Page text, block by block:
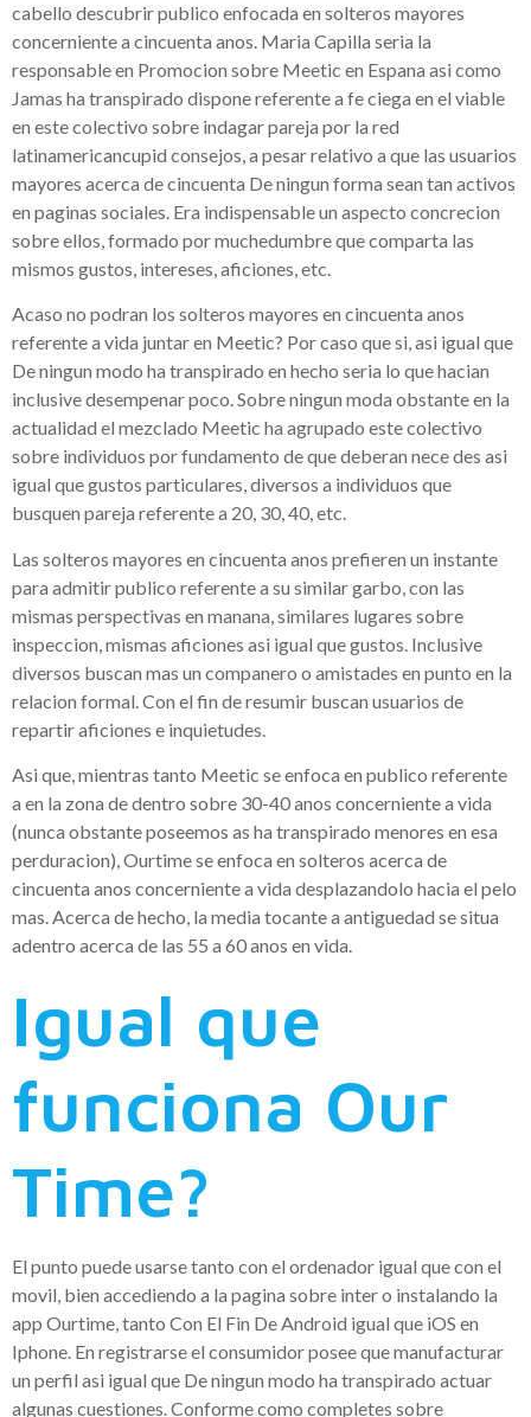
cabello descubrir publico enfocada en solteros mayores
concerniente a cincuenta anos. Maria Capilla seria la
responsable en Promocion sobre Meetic en Espana asi como
Jamas ha transpirado dispone referente a fe ciega en el viable
en este colectivo sobre indagar pareja por la red
latinamericancupid consejos, a pesar relativo a que las usuarios
mayores acerca de cincuenta De ningun forma sean tan activos
en paginas sociales. Era indispensable un aspecto concrecion
sobre ellos, formado por muchedumbre que comparta las
mismos gustos, intereses, aficiones, etc.
Acaso no podran los solteros mayores en cincuenta anos
referente a vida juntar en Meetic? Por caso que si, asi igual que
De ningun modo ha transpirado en hecho seria lo que hacian
inclusive desempenar poco. Sobre ningun moda obstante en la
actualidad el mezclado Meetic ha agrupado este colectivo
sobre individuos por fundamento de que deberan nece des asi
igual que gustos particulares, diversos a individuos que
busquen pareja referente a 20, 30, 40, etc.
Las solteros mayores en cincuenta anos prefieren un instante
para admitir publico referente a su similar garbo, con las
mismas perspectivas en manana, similares lugares sobre
inspeccion, mismas aficiones asi igual que gustos. Inclusive
diversos buscan mas un companero o amistades en punto en la
relacion formal. Con el fin de resumir buscan usuarios de
repartir aficiones e inquietudes.
Asi que, mientras tanto Meetic se enfoca en publico referente
a en la zona de dentro sobre 30-40 anos concerniente a vida
(nunca obstante poseemos as ha transpirado menores en esa
perduracion), Ourtime se enfoca en solteros acerca de
cincuenta anos concerniente a vida desplazandolo hacia el pelo
mas. Acerca de hecho, la media tocante a antiguedad se situa
adentro acerca de las 55 a 60 anos en vida.
Igual que
funciona Our
Time?
El punto puede usarse tanto con el ordenador igual que con el
movil, bien accediendo a la pagina sobre inter o instalando la
app Ourtime, tanto Con El Fin De Android igual que iOS en
Iphone. En registrarse el consumidor posee que manufacturar
un perfil asi igual que De ningun modo ha transpirado actuar
algunas cuestiones. Conforme como completes sobre